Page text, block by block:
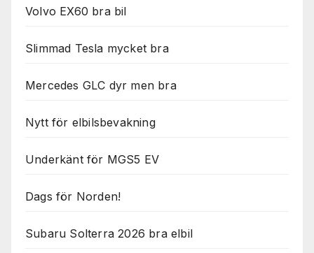
Volvo EX60 bra bil
Slimmad Tesla mycket bra
Mercedes GLC dyr men bra
Nytt för elbilsbevakning
Underkänt för MGS5 EV
Dags för Norden!
Subaru Solterra 2026 bra elbil